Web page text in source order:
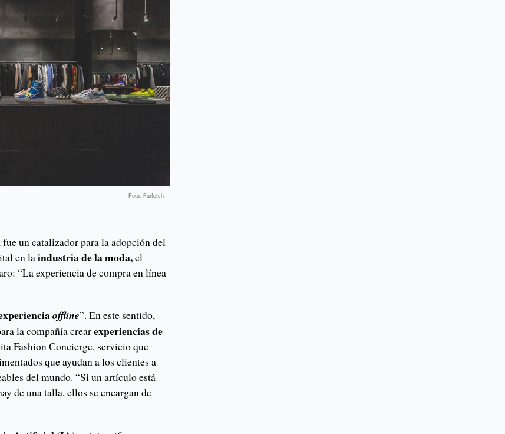
Foto: Farfetch
un catalizador para la adopción del
en laindustria de la moda,el
“La experiencia de compra en línea
offline”. En este sentido,
la compañía crearexperiencias de
Fashion Concierge, servicio que
que ayudan a los clientes a
del mundo. “Si un artículo está
de una talla, ellos se encargan de